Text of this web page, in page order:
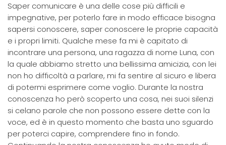
Saper comunicare è una delle cose più difficili e
impegnative, per poterlo fare in modo efficace bisogna
sapersi conoscere, saper conoscere le proprie capacità
e i propri limiti. Qualche mese fa mi è capitato di
incontrare una persona, una ragazza di nome Luna, con
la quale abbiamo stretto una bellissima amicizia, con lei
non ho difficoltà a parlare, mi fa sentire al sicuro e libera
di potermi esprimere come voglio. Durante la nostra
conoscenza ho però scoperto una cosa, nei suoi silenzi
si celano parole che non possono essere dette con la
voce, ed è in questo momento che basta uno sguardo
per poterci capire, comprendere fino in fondo.